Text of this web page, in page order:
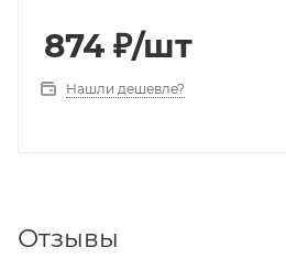
874 ₽/шт
Нашли дешевле?
Отзывы